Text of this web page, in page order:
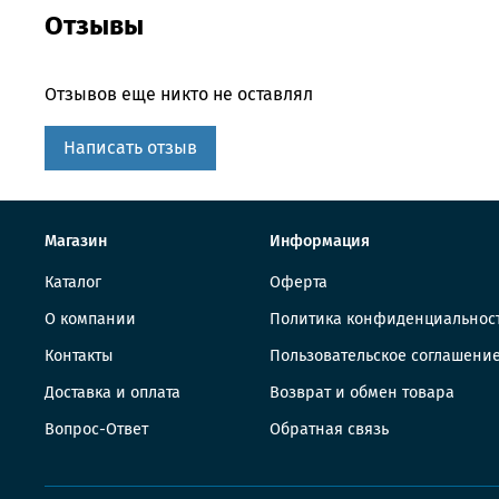
Отзывы
Отзывов еще никто не оставлял
Написать отзыв
Магазин
Каталог
О компании
Контакты
Доставка и оплата
Вопрос-Ответ
Информация
Оферта
Политика
Пользовательское
Возврат и обмен товара
Обратная связь